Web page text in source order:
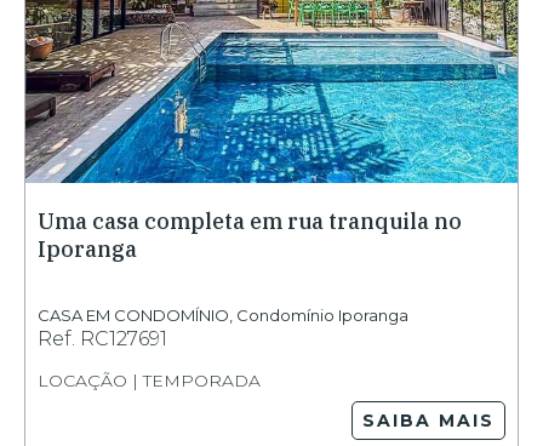
Uma casa completa em rua tranquila no
Iporanga
CASA EM CONDOMÍNIO Condomínio Iporanga
Ref. RC127691
LOCAÇÃO | TEMPORADA
SAIBA MAIS